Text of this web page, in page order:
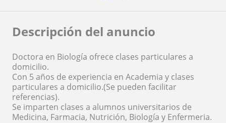
Descripción del anuncio
Doctora en Biología ofrece clases particulares a
domicilio.
Con 5 años de experiencia en Academia y clases
particulares a domicilio.(Se pueden facilitar
referencias).
Se imparten clases a alumnos universitarios de
Medicina, Farmacia, Nutrición, Biología y Enfermeria.